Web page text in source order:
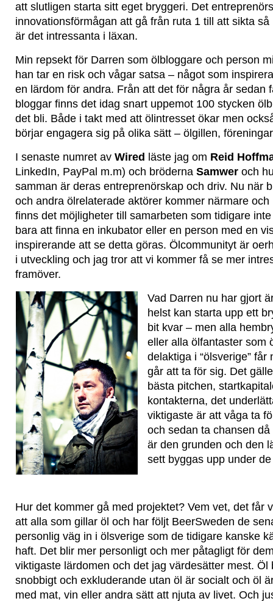
att slutligen starta sitt eget bryggeri. Det
innovationsförmågan att gå från ruta 1 till att sikta
är det intressanta i läxan.
Min repsekt för Darren som ölbloggare och person
han tar en risk och vågar satsa – något som
en lärdom för andra. Från att det för några år sedan
bloggar finns det idag snart uppemot 100 stycken
det bli. Både i takt med att ölintresset ökar men
börjar engagera sig på olika sätt – ölgillen,
I senaste numret av Wired läste jag om Reid
LinkedIn, PayPal m.m) och bröderna Samwer och
samman är deras entreprenörskap och driv. Nu när
och andra ölrelaterade aktörer kommer närmare
finns det möjligheter till samarbeten som tidigare
bara att finna en inkubator eller en person med en
inspirerande att se detta göras. Ölcommunityt är
i utveckling och jag tror att vi kommer få se mer
framöver.
Vad Darren nu har gjort
helst kan starta upp ett
bit kvar – men alla
eller alla ölfantaster som
delaktiga i “ölsverige”
går att ta för sig. Det
bästa pitchen,
kontakterna, det
viktigaste är att våga ta
och sedan ta chansen
är den grunden och den
sett byggas upp under
Hur det kommer gå med projektet? Vem vet, det får
att alla som gillar öl och har följt BeerSweden de
personlig väg in i ölsverige som de tidigare kanske
haft. Det blir mer personligt och mer påtagligt för
viktigaste lärdomen och det jag värdesätter mest. Öl
snobbigt och exkluderande utan öl är socialt och öl
med mat, vin eller andra sätt att njuta av livet. Och